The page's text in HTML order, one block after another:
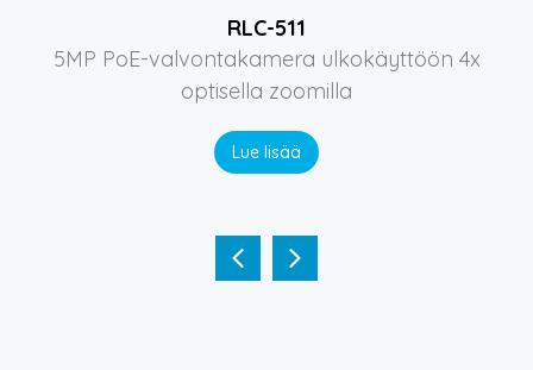
RLC-511
5MP PoE-valvontakamera ulkokäyttöön 4x
optisella zoomilla
Lue lisää